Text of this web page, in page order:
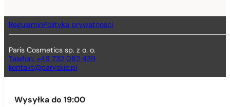
RegulaminPolityka prywatności
Paris Cosmetics sp. z o. o.
Telefon: +48 732 082 439
kontakt@paryskie.pl
Wysyłka do 19:00